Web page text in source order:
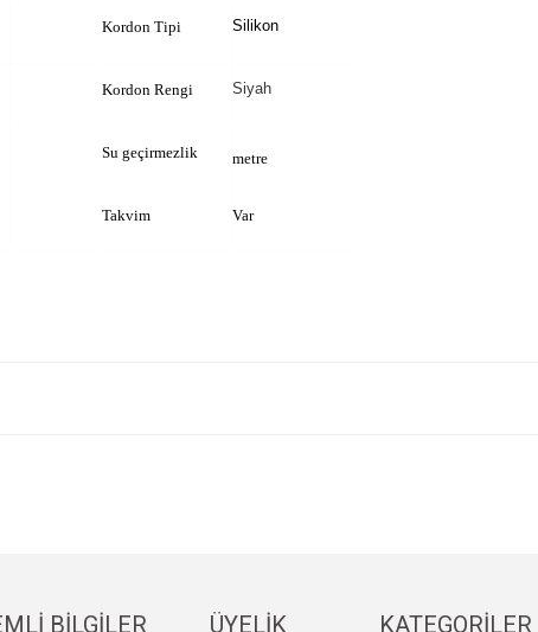
Kordon Tipi Silikon
Kordon Rengi Siyah
Su geçirmezlik metre
Takvim Var
BİLGİLER ÜYELİK KATEGORİLER